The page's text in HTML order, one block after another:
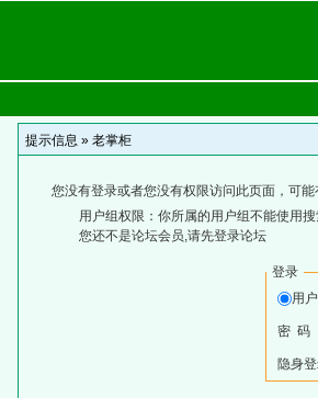
提示信息 » 老掌柜
您没有登录或者您没有权限访问此页面，可
用户组权限：你所属的用户组不能使用
您还不是论坛会员,请先登录论坛
登录
用
密 码
隐身